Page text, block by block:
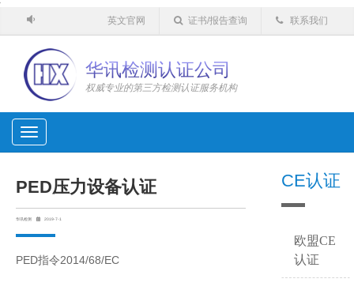
'
英文官网 证书/报告查询 联系我们
华讯检测认证公司
权威专业的第三方检测认证服务机构
Toggle
navigation
PED压力设备认证
华讯检测 2019-7-1
PED指令2014/68/EC
CE认证
欧盟CE
认证